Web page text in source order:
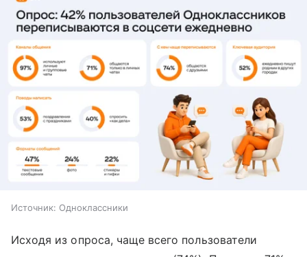
Источник: Одноклассники
Исходя из опроса, чаще всего пользователи